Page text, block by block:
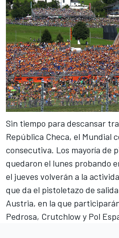
Sin tiempo para descansar
República Checa, el Mundial
consecutiva. Los mayoría de
quedaron el lunes probando
el jueves volverán a la
que da el pistoletazo de
Austria, en la que
Pedrosa, Crutchlow y Pol